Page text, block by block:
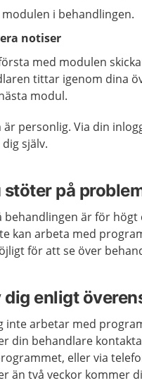
i behandlingen.
notiser
med modulen
tittar igenom dina
modul.
personlig. Via din
själv.
på
behandlingen är för
kan arbeta med
för att se över
dig enligt
inte arbetar med
din behandlare
eller via
än två veckor kommer